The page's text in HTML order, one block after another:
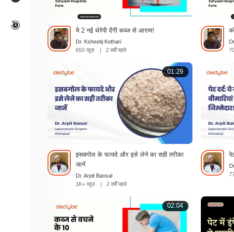
ये 2 नई थेरेपी देंगी कब्ज से आराम!
Dr. Ksheetij Kothari
650 व्यूज़
| 2 वर्षों पहले
01:29
इसबगोल के फायदे और इसे लेने का सही तरीका
जानें
Dr. Arpit Bansal
1K+ व्यूज़
2 वर्षों पहले
02:04